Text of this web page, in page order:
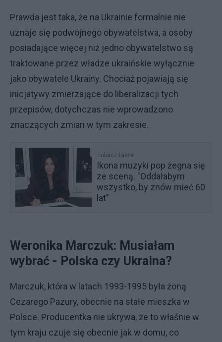
Prawda jest taka, że na Ukrainie formalnie nie
uznaje się podwójnego obywatelstwa, a osoby
posiadające więcej niż jedno obywatelstwo są
traktowane przez władze ukraińskie wyłącznie
jako obywatele Ukrainy. Chociaż pojawiają się
inicjatywy zmierzające do liberalizacji tych
przepisów, dotychczas nie wprowadzono
znaczących zmian w tym zakresie.
Zobacz także
Ikona muzyki pop żegna się
ze sceną. "Oddałabym
wszystko, by znów mieć 60
lat"
Weronika Marczuk: Musiałam
wybrać - Polska czy Ukraina?
Marczuk, która w latach 1993-1995 była żoną
Cezarego Pazury, obecnie na stałe mieszka w
Polsce. Producentka nie ukrywa, że to właśnie w
tym kraju czuje się obecnie jak w domu, co